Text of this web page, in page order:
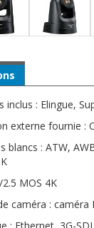
inclus : Elingue,
externe fournie :
blancs : ATW,
MOS 4K
caméra : caméra